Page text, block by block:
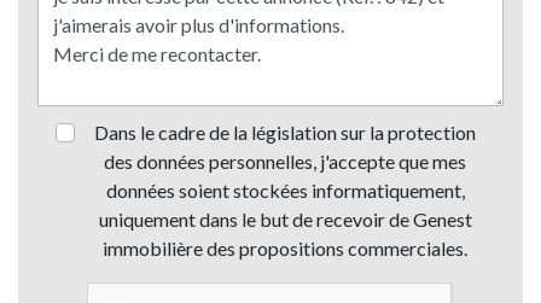
Dans le cadre de la législation sur la protection
des données personnelles, j'accepte que mes
données soient stockées informatiquement,
uniquement dans le but de recevoir de Genest
immobilière des propositions commerciales.